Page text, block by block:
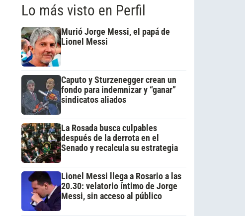
Lo más visto en Perfil
Murió Jorge Messi, el papá de
Lionel Messi
Caputo y Sturzenegger crean un
fondo para indemnizar y “ganar”
sindicatos aliados
La Rosada busca culpables
después de la derrota en el
Senado y recalcula su estrategia
Lionel Messi llega a Rosario a las
20.30: velatorio íntimo de Jorge
Messi, sin acceso al público